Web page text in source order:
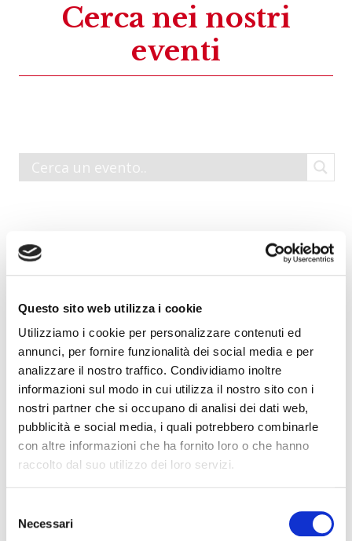
Questo sito web utilizza i cookie
Utilizziamo i cookie per personalizzare contenuti ed
annunci, per fornire funzionalità dei social media e per
analizzare il nostro traffico. Condividiamo inoltre
informazioni sul modo in cui utilizza il nostro sito con i
nostri partner che si occupano di analisi dei dati web,
pubblicità e social media, i quali potrebbero combinarle
con altre informazioni che ha fornito loro o che hanno
raccolto dal suo utilizzo dei loro servizi.
delNecessari
Cerca nei nostri
eventi
Prossimi eventi